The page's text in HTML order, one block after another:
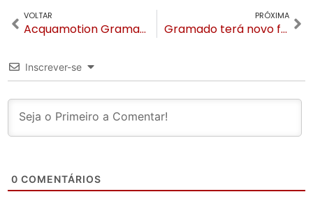
VOLTAR
Acquamotion Gramado comemora dois anos e lança novidades
PRÓXIMA
Gramado terá novo fondue temático com cenário inspirado nos alpes suíços, neve e rodízio
Inscrever-se
0 COMENTÁRIOS